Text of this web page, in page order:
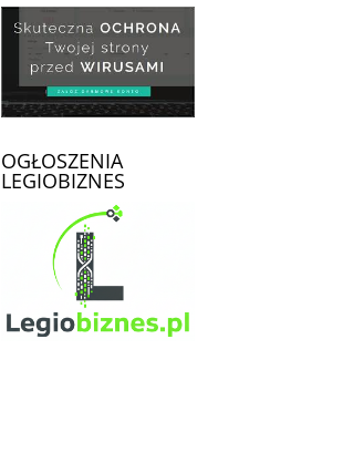
OGŁOSZENIA
LEGIOBIZNES